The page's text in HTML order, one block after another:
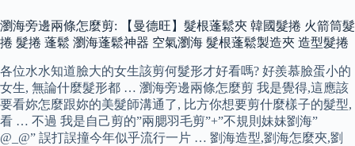
瀏海旁邊兩條怎麼剪: 【曼德旺】髮根蓬鬆夾 韓國髮捲 火箭筒髮
捲 髮捲 蓬鬆 瀏海蓬鬆神器 空氣瀏海 髮根蓬鬆製造夾 造型髮捲
各位水水知道臉大的女生該剪何髮形才好看嗎? 好羨慕臉蛋小的
女生, 無論什麼髮形都 … 瀏海旁邊兩條怎麼剪 我是覺得,這應該
要看妳怎麼跟妳的美髮師溝通了, 比方你想要剪什麼樣子的髮型,
看 … 不過 我是自己剪的”兩腮羽毛剪”+”不規則妹妹劉海”
@_@” 誤打誤撞今年似乎流行一片 … 劉海造型,劉海怎麼夾,劉